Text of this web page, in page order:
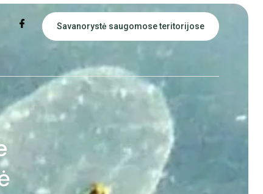
Savanorystė saugomose teritorijose